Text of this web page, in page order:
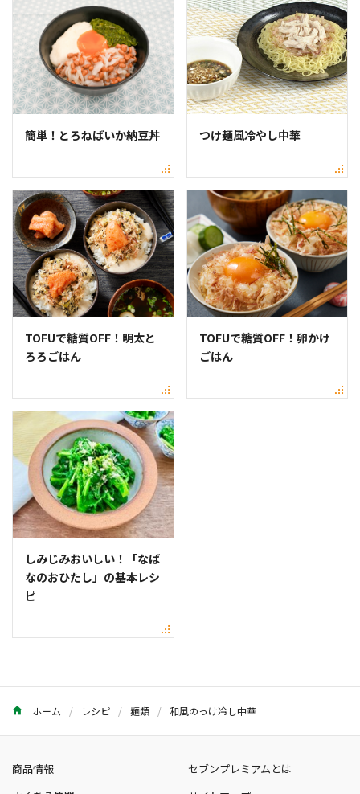
簡単！とろねばいか納豆丼 つけ麺風冷やし中華
TOFUで糖質OFF！明太と
ろろごはん
TOFUで糖質OFF！卵かけ
ごはん
しみじみおいしい！「なば
なのおひたし」の基本レシ
ピ
ホーム レシピ 麺類 和風のっけ冷し中華
商品情報
セブンプレミアムとは